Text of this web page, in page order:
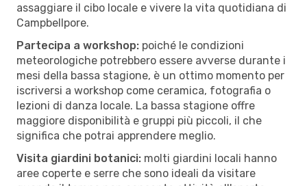
assaggiare il cibo locale e vivere la vita quotidiana di
Campbellpore.
Partecipa a workshop: poiché le condizioni
meteorologiche potrebbero essere avverse durante i
mesi della bassa stagione, è un ottimo momento per
iscriversi a workshop come ceramica, fotografia o
lezioni di danza locale. La bassa stagione offre
maggiore disponibilità e gruppi più piccoli, il che
significa che potrai apprendere meglio.
Visita giardini botanici: molti giardini locali hanno
aree coperte e serre che sono ideali da visitare